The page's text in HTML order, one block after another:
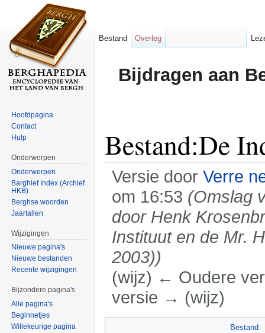
Bijdragen aan
Bestand:De
Versie door Verre
om 16:53 (Omslag
door Henk
Instituut en de Mr.
2003))
(wijz) ← Oudere
versie → (wijz)
Bestand
Bestand Overleg
Hoofdpagina
Contact
Hulp
Onderwerpen
Onderwerpen
Barghief Index (Archief
HKB)
Berghse woorden
Jaartallen
Wijzigingen
Nieuwe pagina's
Nieuwe bestanden
Recente wijzigingen
Bijzondere pagina's
Alle pagina's
Beginnetjes
Willekeurige pagina